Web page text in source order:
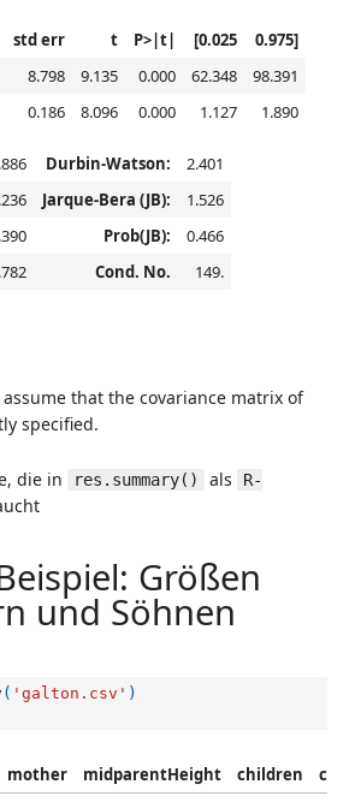
std err t P>|t| [0.025
0.975]
8.798 9.135 0.000 62.348
98.391
0.186 8.096 0.000 1.127 1.890
Durbin-Watson:
2.401
Jarque-Bera (JB):
1.526
Prob(JB):
0.466
Cond. No. 149.
that the covariance matrix of
specified.
die in res.summary() als
R-
Größen
und Söhnen
( 'galton.csv' )
mother midparentHeight children